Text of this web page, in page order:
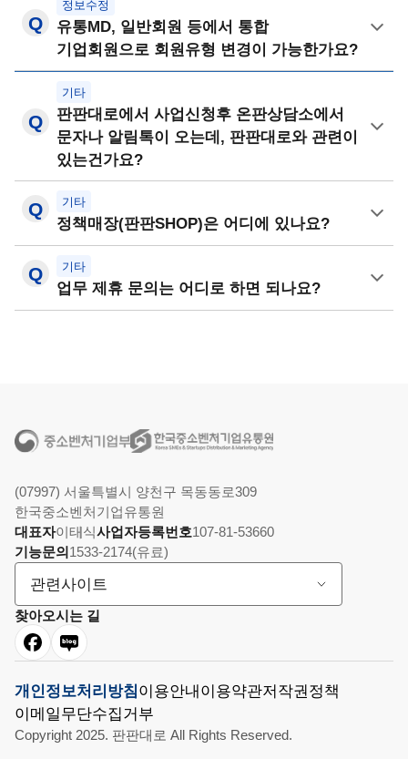
정보수정
유통MD, 일반회원 등에서 통합
기업회원으로 회원유형 변경이 가능한가요?
기타
판판대로에서 사업신청후 온판상담소에서
문자나 알림톡이 오는데, 판판대로와 관련이
있는건가요?
기타
정책매장(판판SHOP)은 어디에 있나요?
기타
업무 제휴 문의는 어디로 하면 되나요?
(07997) 서울특별시 양천구 목동동로309
한국중소벤처기업유통원
대표자이태식사업자등록번호107-81-53660
기능문의1533-2174(유료)
관련사이트
찾아오시는 길
개인정보처리방침이용안내이용약관저작권정책
이메일무단수집거부
Copyright 2025. 판판대로 All Rights Reserved.